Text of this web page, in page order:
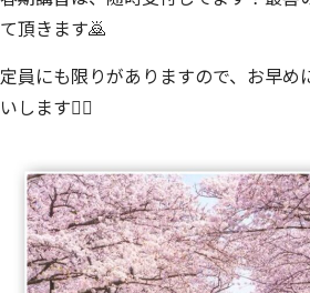
て頂きます🙇
定員にも限りがありますので、お早め
いします🙇‍♀